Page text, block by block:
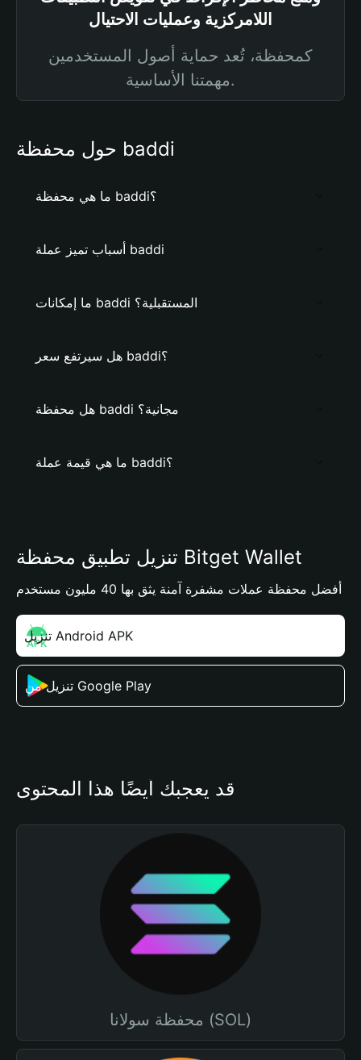
اللامركزية وعمليات الاحتيال
كمحفظة، تُعد حماية أصول المستخدمين
مهمتنا الأساسية.
حول محفظة baddi
ما هي محفظة baddi؟
أسباب تميز عملة baddi
ما إمكانات baddi المستقبلية؟
هل سيرتفع سعر baddi؟
هل محفظة baddi مجانية؟
ما هي قيمة عملة baddi؟
تنزيل تطبيق محفظة Bitget Wallet
أفضل محفظة عملات مشفرة آمنة يثق بها 40 مليون مستخدم
تنزيل Android APK
تنزيل من Google Play
قد يعجبك أيضًا هذا المحتوى
محفظة سولانا (SOL)